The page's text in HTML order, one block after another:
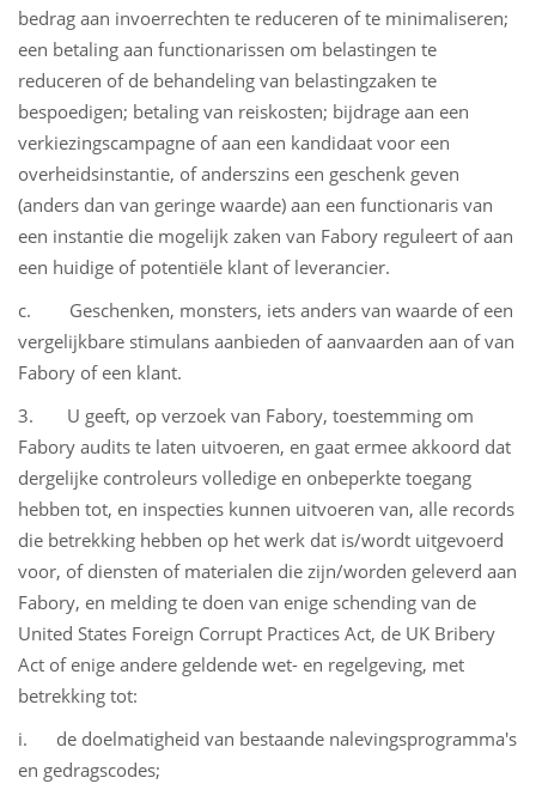
bedrag aan invoerrechten te reduceren of te minimaliseren;
een betaling aan functionarissen om belastingen te
reduceren of de behandeling van belastingzaken te
bespoedigen; betaling van reiskosten; bijdrage aan een
verkiezingscampagne of aan een kandidaat voor een
overheidsinstantie, of anderszins een geschenk geven
(anders dan van geringe waarde) aan een functionaris van
een instantie die mogelijk zaken van Fabory reguleert of aan
een huidige of potentiële klant of leverancier.
c. Geschenken, monsters, iets anders van waarde of een
vergelijkbare stimulans aanbieden of aanvaarden aan of van
Fabory of een klant.
3. U geeft, op verzoek van Fabory, toestemming om
Fabory audits te laten uitvoeren, en gaat ermee akkoord dat
dergelijke controleurs volledige en onbeperkte toegang
hebben tot, en inspecties kunnen uitvoeren van, alle records
die betrekking hebben op het werk dat is/wordt uitgevoerd
voor, of diensten of materialen die zijn/worden geleverd aan
Fabory, en melding te doen van enige schending van de
United States Foreign Corrupt Practices Act, de UK Bribery
Act of enige andere geldende wet- en regelgeving, met
betrekking tot:
i. de doelmatigheid van bestaande nalevingsprogramma's
en gedragscodes;